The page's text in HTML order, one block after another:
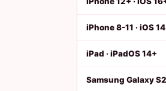
iPhone 8-11 · iOS
iPad · iPadOS 14+
Samsung Galaxy